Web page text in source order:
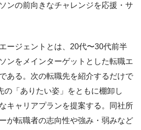
ンの前向きなチャレンジを応援・サ
ージェントとは、20代〜30代前半
ンをメインターゲットとした転職エ
ある。次の転職先を紹介するだけで
の「ありたい姿」をともに棚卸し
キャリアプランを提案する。同社所
が転職者の志向性や強み・弱みなど